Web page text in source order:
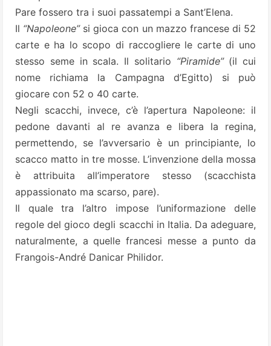
Pare fossero tra i suoi passatempi a Sant’Elena.
Il “Napoleone”si gioca con un mazzo francese di 52
carte e ha lo scopo di raccogliere le carte di uno
stesso seme in scala. Il solitario “Piramide”(il cui
nome richiama la Campagna d’Egitto) si può
giocare con 52 o 40 carte.
Negli scacchi, invece, c’è l’apertura Napoleone: il
pedone davanti al re avanza e libera la regina,
permettendo, se l’avversario è un principiante, lo
scacco matto in tre mosse. L’invenzione della mossa
è attribuita all’imperatore stesso (scacchista
appassionato ma scarso, pare).
Il quale tra l’altro impose l’uniformazione delle
regole del gioco degli scacchi in Italia. Da adeguare,
naturalmente, a quelle francesi messe a punto da
Frangois-André Danicar Philidor.